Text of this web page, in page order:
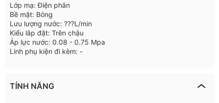
Lớp mạ: Điện phân
Bề mặt: Bóng
Lưu lượng nước: ???L/min
Kiểu lắp đặt: Trên chậu
Áp lực nước: 0.08 - 0.75 Mpa
Linh phụ kiện đi kèm: -
TÍNH NĂNG